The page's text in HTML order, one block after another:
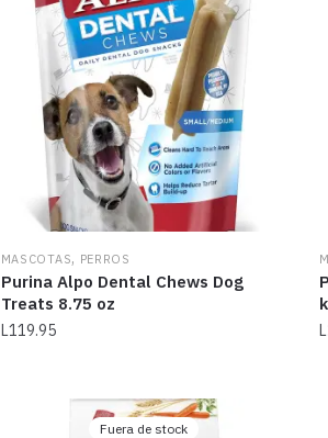
MASCOTAS, PERROS
Purina Alpo Dental Chews Dog
Treats 8.75 oz
L119.95 L
Fuera de stock